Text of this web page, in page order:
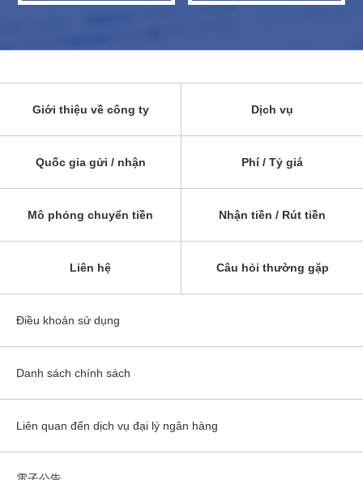
Giới thiệu về công ty Dịch vụ
Quốc gia gửi / nhận Phí / Tỷ giá
Mô phỏng chuyển tiền Nhận tiền / Rút tiền
Liên hệ Câu hỏi thường gặp
Điều khoản sử dụng
Danh sách chính sách
Liên quan đến dịch vụ đại lý ngân hàng